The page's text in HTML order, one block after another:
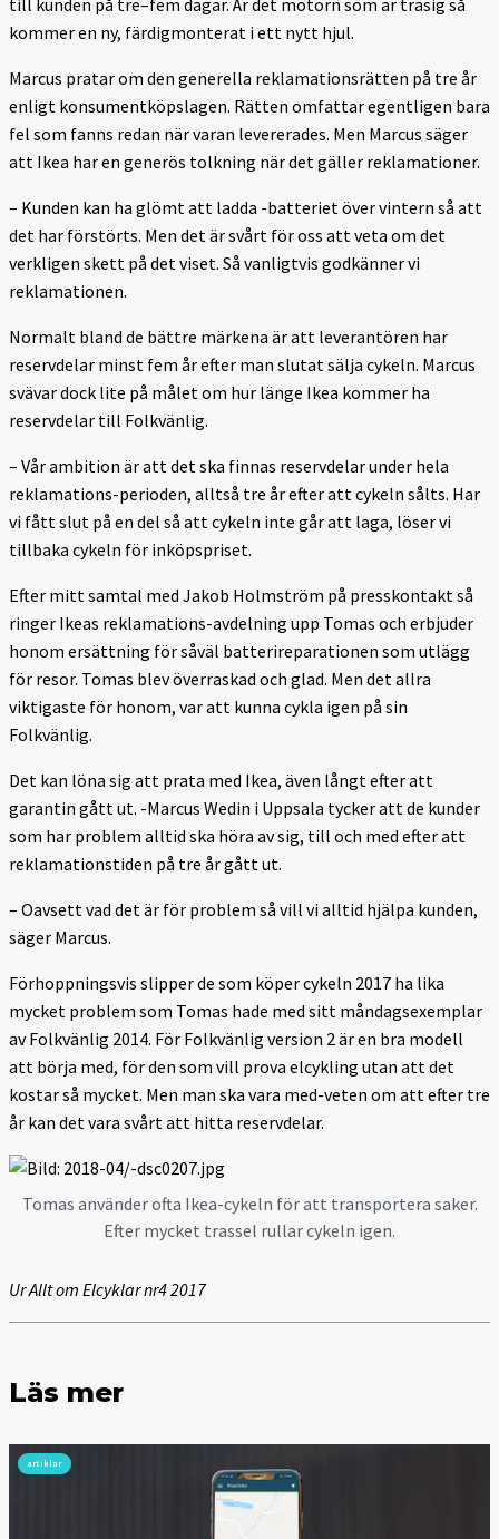
kommer en ny, färdigmonterat i ett nytt hjul.
Marcus pratar om den generella reklamationsrätten på tre år
enligt konsumentköpslagen. Rätten omfattar egentligen bara
fel som fanns redan när varan levererades. Men Marcus säger
att Ikea har en generös tolkning när det gäller reklamationer.
– Kunden kan ha glömt att ladda -batteriet över vintern så att
det har förstörts. Men det är svårt för oss att veta om det
verkligen skett på det viset. Så vanligtvis godkänner vi
reklamationen.
Normalt bland de bättre märkena är att leverantören har
reservdelar minst fem år efter man slutat sälja cykeln. Marcus
svävar dock lite på målet om hur länge Ikea kommer ha
reservdelar till Folkvänlig.
– Vår ambition är att det ska finnas reservdelar under hela
reklamations-perioden, alltså tre år efter att cykeln sålts. Har
vi fått slut på en del så att cykeln inte går att laga, löser vi
tillbaka cykeln för inköpspriset.
Efter mitt samtal med Jakob Holmström på presskontakt så
ringer Ikeas reklamations-avdelning upp Tomas och erbjuder
honom ersättning för såväl batterireparationen som utlägg
för resor. Tomas blev överraskad och glad. Men det allra
viktigaste för honom, var att kunna cykla igen på sin
Folkvänlig.
Det kan löna sig att prata med Ikea, även långt efter att
garantin gått ut. -Marcus Wedin i Uppsala tycker att de kunder
som har problem alltid ska höra av sig, till och med efter att
reklamationstiden på tre år gått ut.
– Oavsett vad det är för problem så vill vi alltid hjälpa kunden,
säger Marcus.
Förhoppningsvis slipper de som köper cykeln 2017 ha lika
mycket problem som Tomas hade med sitt måndagsexemplar
av Folkvänlig 2014. För Folkvänlig version 2 är en bra modell
att börja med, för den som vill prova elcykling utan att det
kostar så mycket. Men man ska vara med-veten om att efter tre
år kan det vara svårt att hitta reservdelar.
Tomas använder ofta Ikea-cykeln för att transportera saker.
Efter mycket trassel rullar cykeln igen.
Ur Allt om Elcyklar nr4 2017
Läs mer
artiklar